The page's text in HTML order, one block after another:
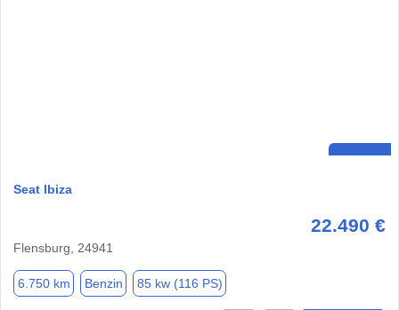
Seat Ibiza
22.490 €
Flensburg, 24941
6.750 km Benzin 85 kw (116 PS)